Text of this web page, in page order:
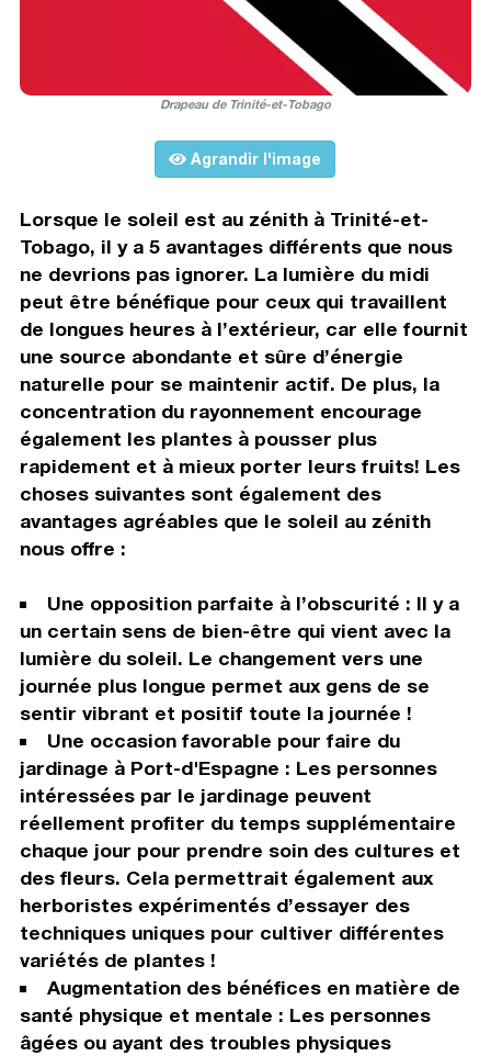
Drapeau de Trinité-et-Tobago
Agrandir l'image
Lorsque le soleil est au zénith à Trinité-et-
Tobago, il y a 5 avantages différents que nous
ne devrions pas ignorer. La lumière du midi
peut être bénéfique pour ceux qui travaillent
de longues heures à l’extérieur, car elle fournit
une source abondante et sûre d’énergie
naturelle pour se maintenir actif. De plus, la
concentration du rayonnement encourage
également les plantes à pousser plus
rapidement et à mieux porter leurs fruits! Les
choses suivantes sont également des
avantages agréables que le soleil au zénith
nous offre :
Une opposition parfaite à l’obscurité : Il y a
un certain sens de bien-être qui vient avec la
lumière du soleil. Le changement vers une
journée plus longue permet aux gens de se
sentir vibrant et positif toute la journée !
Une occasion favorable pour faire du
jardinage à Port-d'Espagne : Les personnes
intéressées par le jardinage peuvent
réellement profiter du temps supplémentaire
chaque jour pour prendre soin des cultures et
des fleurs. Cela permettrait également aux
herboristes expérimentés d’essayer des
techniques uniques pour cultiver différentes
variétés de plantes !
Augmentation des bénéfices en matière de
santé physique et mentale : Les personnes
âgées ou ayant des troubles physiques